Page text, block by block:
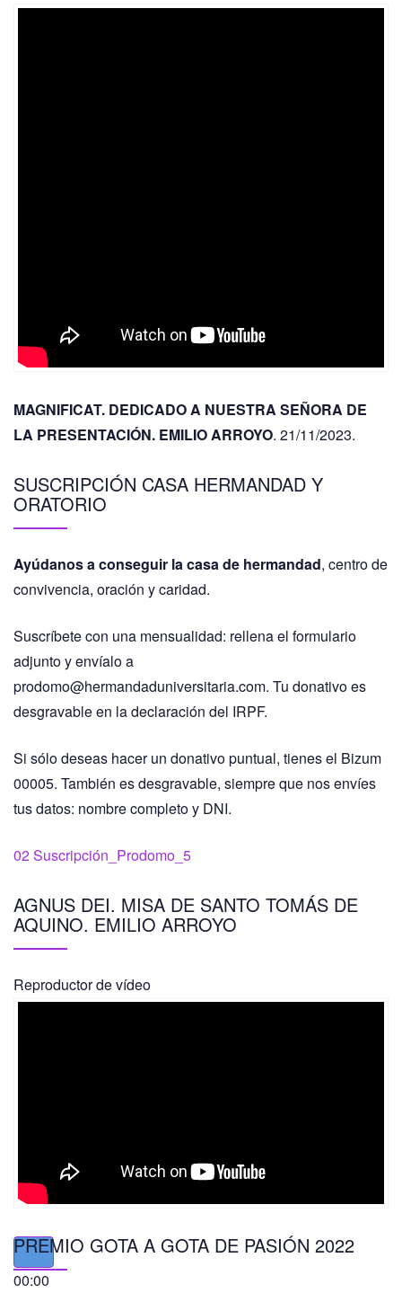
MAGNIFICAT. DEDICADO A NUESTRA SEÑORA DE
LA PRESENTACIÓN. EMILIO ARROYO. 21/11/2023.
SUSCRIPCIÓN CASA HERMANDAD Y
ORATORIO
Ayúdanos a conseguir la casa de hermandad, centro de
convivencia, oración y caridad.
Suscríbete con una mensualidad: rellena el formulario
adjunto y envíalo a
prodomo@hermandaduniversitaria.com. Tu donativo es
desgravable en la declaración del IRPF.
Si sólo deseas hacer un donativo puntual, tienes el Bizum
00005. También es desgravable, siempre que nos envíes
tus datos: nombre completo y DNI.
02 Suscripción_Prodomo_5
AGNUS DEI. MISA DE SANTO TOMÁS DE
AQUINO. EMILIO ARROYO
Reproductor de vídeo
00:00
PREMIO GOTA A GOTA DE PASIÓN 2022